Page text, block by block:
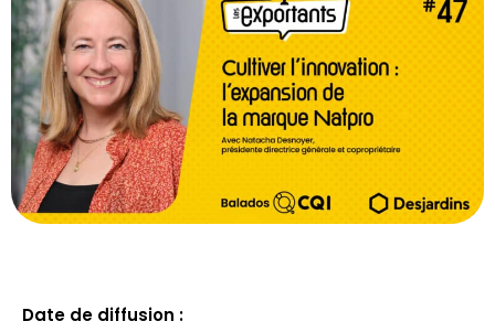
Date de diffusion :